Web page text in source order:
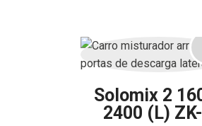
Solomix 2
2400 (L)